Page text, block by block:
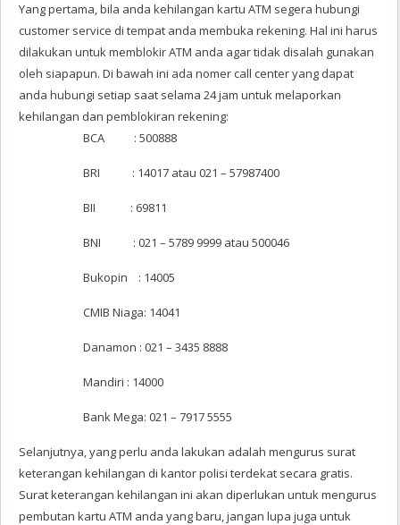
Yang pertama, bila anda kehilangan kartu ATM segera hubungi
customer service di tempat anda membuka rekening. Hal ini harus
dilakukan untuk memblokir ATM anda agar tidak disalah gunakan
oleh siapapun. Di bawah ini ada nomer call center yang dapat
anda hubungi setiap saat selama 24 jam untuk melaporkan
kehilangan dan pemblokiran rekening:
BCA : 500888
BRI : 14017 atau 021 – 57987400
BII : 69811
BNI : 021 – 5789 9999 atau 500046
Bukopin : 14005
CMIB Niaga: 14041
Danamon : 021 – 3435 8888
Mandiri : 14000
Bank Mega: 021 – 7917 5555
Selanjutnya, yang perlu anda lakukan adalah mengurus surat
keterangan kehilangan di kantor polisi terdekat secara gratis.
Surat keterangan kehilangan ini akan diperlukan untuk mengurus
pembutan kartu ATM anda yang baru, jangan lupa juga untuk